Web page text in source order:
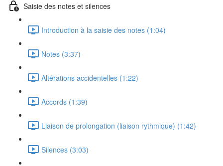
Saisie des notes et silences
Introduction à la saisie des notes (1:04)
Notes (3:37)
Altérations accidentelles (1:22)
Accords (1:39)
Liaison de prolongation (liaison rythmique) (1:42)
Silences (3:03)